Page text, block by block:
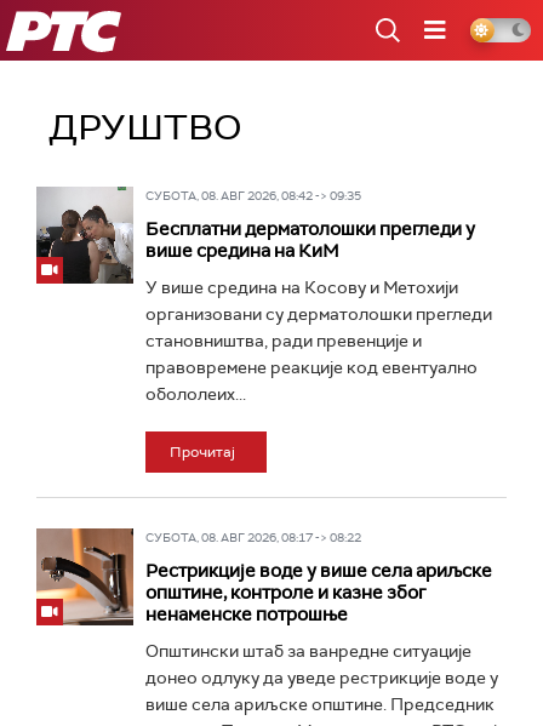
РТС
ДРУШТВО
СУБОТА, 08. АВГ 2026, 08:42 -> 09:35
Бесплатни дерматолошки прегледи у
више средина на КиМ
У више средина на Косову и Метохији
организовани су дерматолошки прегледи
становништва, ради превенције и
правовремене реакције код евентуално
обололеих...
Прочитај
СУБОТА, 08. АВГ 2026, 08:17 -> 08:22
Рестрикције воде у више села ариљске
општине, контроле и казне због
ненаменске потрошње
Општински штаб за ванредне ситуације
донео одлуку да уведе рестрикције воде у
више села ариљске општине. Председник